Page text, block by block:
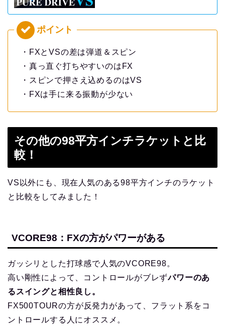
・FXとVSの差は弾道＆スピン
・真っ直ぐ打ちやすいのはFX
・スピンで押さえ込めるのはVS
・FXは手に来る振動が少ない
その他の98平方インチラケットと比
較！
VS以外にも、現在人気のある98平方インチのラケット
と比較をしてみました！
VCORE98：FXの方がパワーがある
ガッシリとした打球感で人気のVCORE98。
高い剛性によって、コントロールがブレずパワーのあ
るスイングと相性良し。
FX500TOURの方が反発力があって、フラット系をコ
ントロールする人にオススメ。